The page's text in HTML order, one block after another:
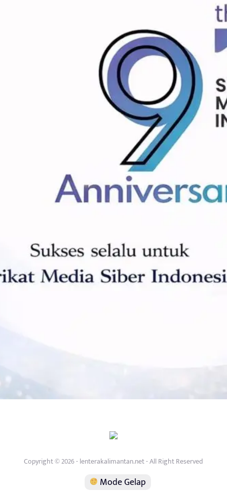
Copyright © 2026 - lenterakalimantan.net - All Right Reserved
Mode Gelap